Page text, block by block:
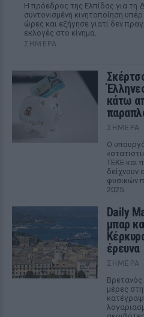
Η πρόεδρος της Ελπίδας για τη
συντονισμένη κινητοποίηση
ώρες και εξήγησε γιατί δεν
εκλογές στο κίνημα.
ΣΉΜΕΡΑ
κάτω
ΣΉΜΕΡΑ
Ο
ΤΕΚΕ και
δείχνουν
φυσικών
2025.
Daily
μπαρ
έρευνα
ΣΉΜΕΡΑ
μέρες